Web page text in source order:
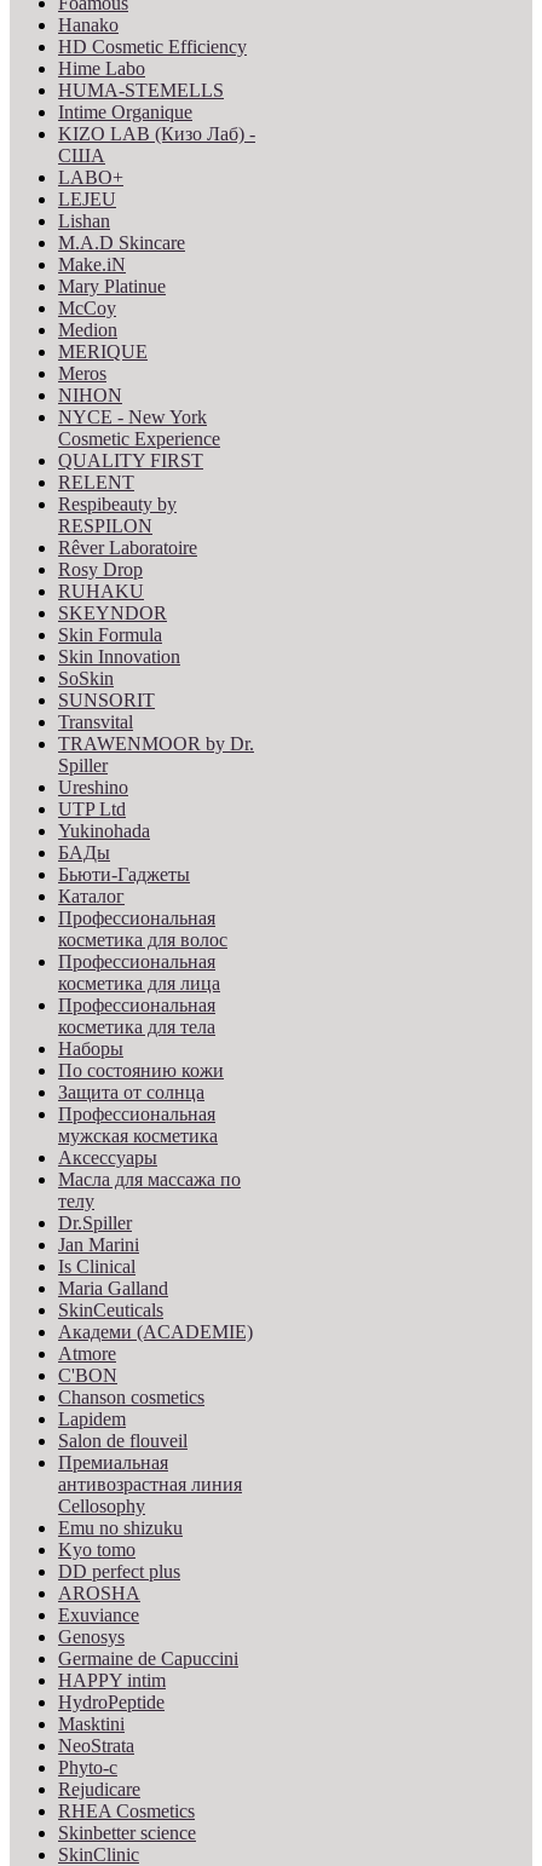
Hanako
HD Cosmetic Efficiency
Hime Labo
HUMA-STEMELLS
Intime Organique
KIZO LAB (Кизо Лаб) -
США
LABO+
LEJEU
Lishan
M.A.D Skincare
Make.iN
Mary Platinue
McCoy
Medion
MERIQUE
Meros
NIHON
NYCE - New York
Cosmetic Experience
QUALITY FIRST
RELENT
Respibeauty by
RESPILON
Rêver Laboratoire
Rosy Drop
RUHAKU
SKEYNDOR
Skin Formula
Skin Innovation
SoSkin
SUNSORIT
Transvital
TRAWENMOOR by Dr.
Spiller
Ureshino
UTP Ltd
Yukinohada
БАДы
Бьюти-Гаджеты
Каталог
Профессиональная
косметика для волос
Профессиональная
косметика для лица
Профессиональная
косметика для тела
Наборы
По состоянию кожи
Защита от солнца
Профессиональная
мужская косметика
Аксессуары
Масла для массажа по
телу
Dr.Spiller
Jan Marini
Is Clinical
Maria Galland
SkinCeuticals
Академи (ACADEMIE)
Atmore
C'BON
Chanson cosmetics
Lapidem
Salon de flouveil
Премиальная
антивозрастная линия
Cellosophy
Emu no shizuku
Kyo tomo
DD perfect plus
AROSHA
Exuviance
Genosys
Germaine de Capuccini
HAPPY intim
HydroPeptide
Masktini
NeoStrata
Phyto-c
Rejudicare
RHEA Cosmetics
Skinbetter science
SkinСlinic